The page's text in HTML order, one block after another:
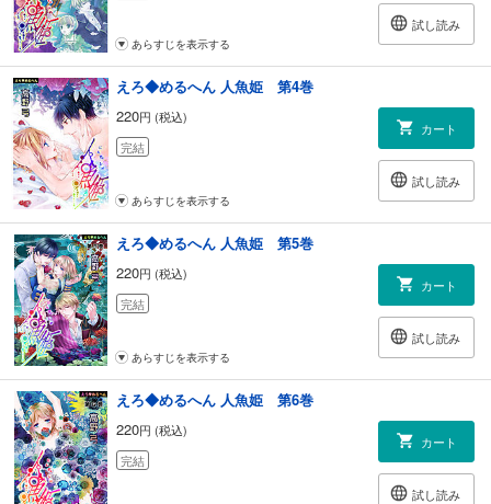
試し読み
あらすじを表示する
えろ◆めるへん 人魚姫 第4巻
220円 (税込)
完結
カート
試し読み
あらすじを表示する
えろ◆めるへん 人魚姫 第5巻
220円 (税込)
完結
カート
試し読み
あらすじを表示する
えろ◆めるへん 人魚姫 第6巻
220円 (税込)
完結
カート
試し読み